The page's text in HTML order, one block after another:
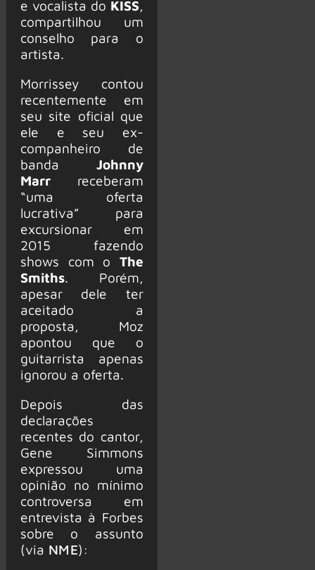
e vocalista do KISS,
compartilhou um
conselho para o
artista.
Morrissey contou
recentemente em
seu site oficial que
ele e seu ex-
companheiro de
banda Johnny
Marr receberam
“uma oferta
lucrativa” para
excursionar em
2015 fazendo
shows com o The
Smiths. Porém,
apesar dele ter
aceitado a
proposta, Moz
apontou que o
guitarrista apenas
ignorou a oferta.
Depois das
declarações
recentes do cantor,
Gene Simmons
expressou uma
opinião no mínimo
controversa em
entrevista à Forbes
sobre o assunto
(via NME):